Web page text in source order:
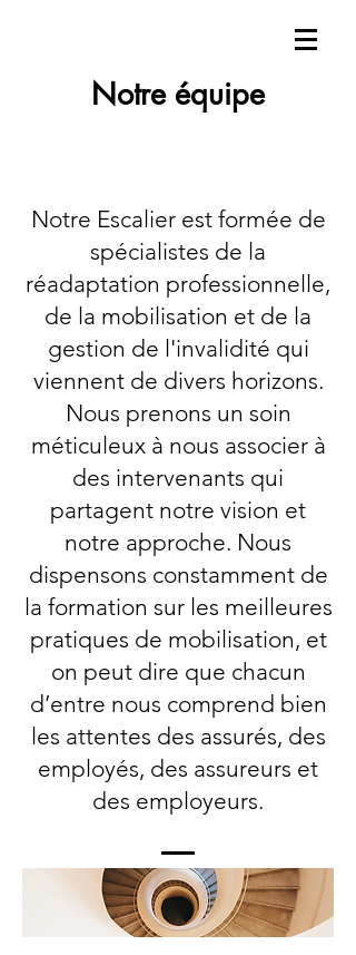
Notre équipe
Notre Escalier est formée de
spécialistes de la
réadaptation professionnelle,
de la mobilisation et de la
gestion de l'invalidité qui
viennent de divers horizons.
Nous prenons un soin
méticuleux à nous associer à
des intervenants qui
partagent notre vision et
notre approche. Nous
dispensons constamment de
la formation sur les meilleures
pratiques de mobilisation, et
on peut dire que chacun
d’entre nous comprend bien
les attentes des assurés, des
employés, des assureurs et
des employeurs.